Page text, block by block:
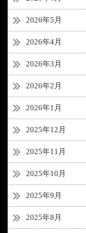
2026年5月
2026年4月
2026年3月
2026年2月
2026年1月
2025年12月
2025年11月
2025年10月
2025年9月
2025年8月